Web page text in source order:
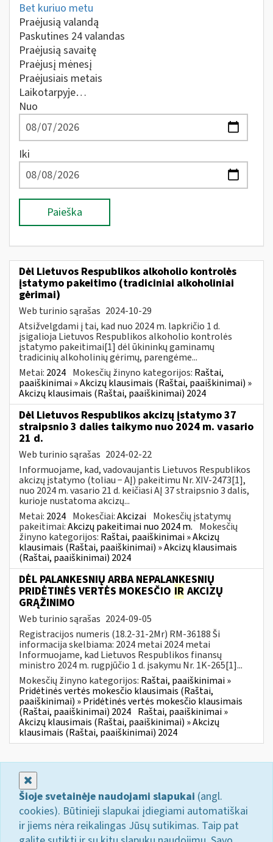
Bet kuriuo metu
Praėjusią valandą
Paskutines 24 valandas
Praėjusią savaitę
Praėjusį mėnesį
Praėjusiais metais
Laikotarpyje…
Nuo
Iki
Paieška
Dėl Lietuvos Respublikos alkoholio kontrolės
įstatymo pakeitimo (tradiciniai alkoholiniai
gėrimai)
Web turinio sąrašas 2024-10-29
Atsižvelgdami į tai, kad nuo 2024 m. lapkričio 1 d.
įsigalioja Lietuvos Respublikos alkoholio kontrolės
įstatymo pakeitimai[1] dėl ūkininkų gaminamų
tradicinių alkoholinių gėrimų, parengėme...
Metai: 2024 Mokesčių žinyno kategorijos: Raštai,
paaiškinimai » Akcizų klausimais (Raštai, paaiškinimai) »
Akcizų klausimais (Raštai, paaiškinimai) 2024
Dėl Lietuvos Respublikos akcizų įstatymo 37
straipsnio 3 dalies taikymo nuo 2024 m. vasario
21 d.
Web turinio sąrašas 2024-02-22
Informuojame, kad, vadovaujantis Lietuvos Respublikos
akcizų įstatymo (toliau − AĮ) pakeitimu Nr. XIV-2473[1],
nuo 2024 m. vasario 21 d. keičiasi AĮ 37 straipsnio 3 dalis,
kurioje nustatoma akcizų...
Metai: 2024 Mokesčiai:Akcizai Mokesčių įstatymų
pakeitimai:Akcizų pakeitimai nuo 2024 m. Mokesčių
žinyno kategorijos: Raštai, paaiškinimai » Akcizų
klausimais (Raštai, paaiškinimai) » Akcizų klausimais
(Raštai, paaiškinimai) 2024
DĖL PALANKESNIŲ ARBA NEPALANKESNIŲ
PRIDĖTINĖS VERTĖS MOKESČIO IR AKCIZŲ
GRĄŽINIMO
Web turinio sąrašas 2024-09-05
Registracijos numeris (18.2-31-2Mr) RM-36188 Ši
informacija skelbiama: 2024 metai 2024 metai
Informuojame, kad Lietuvos Respublikos finansų
ministro 2024 m. rugpjūčio 1 d. įsakymu Nr. 1K-265[1]...
Mokesčių žinyno kategorijos: Raštai, paaiškinimai »
Pridėtinės vertės mokesčio klausimais (Raštai,
paaiškinimai) » Pridėtinės vertės mokesčio klausimais
(Raštai, paaiškinimai) 2024 Raštai, paaiškinimai »
Akcizų klausimais (Raštai, paaiškinimai) » Akcizų
klausimais (Raštai, paaiškinimai) 2024
Šioje svetainėje naudojami slapukai (angl.
cookies). Būtinieji slapukai įdiegiami automatiškai
ir jiems nėra reikalingas Jūsų sutikimas. Taip pat